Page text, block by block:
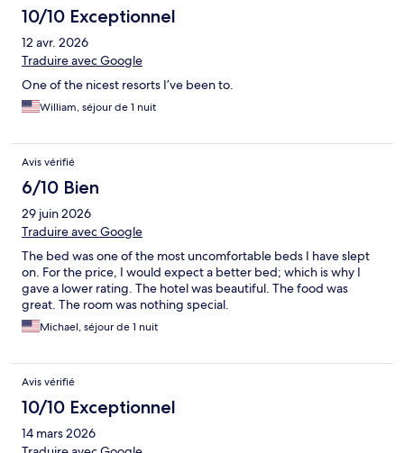
10/10 Exceptionnel
12 avr. 2026
Traduire avec Google
One of the nicest resorts I’ve been to.
William, séjour de 1 nuit
Avis vérifié
6/10 Bien
29 juin 2026
Traduire avec Google
The bed was one of the most uncomfortable beds I have slept
on. For the price, I would expect a better bed; which is why I
gave a lower rating. The hotel was beautiful. The food was
great. The room was nothing special.
Michael, séjour de 1 nuit
Avis vérifié
10/10 Exceptionnel
14 mars 2026